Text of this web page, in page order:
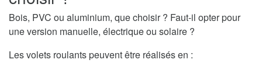
Bois, PVC ou aluminium, que choisir ? Faut-il opter pour
une version manuelle, électrique ou solaire ?
Les volets roulants peuvent être réalisés en :